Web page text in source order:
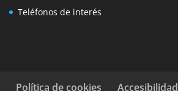
Teléfonos de interés
Política de cookies Accesibilidad